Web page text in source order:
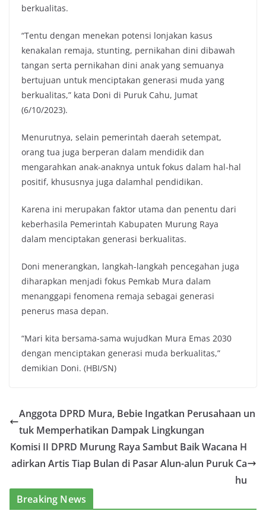
berkualitas.
“Tentu dengan menekan potensi lonjakan kasus
kenakalan remaja, stunting, pernikahan dini dibawah
tangan serta pernikahan dini anak yang semuanya
bertujuan untuk menciptakan generasi muda yang
berkualitas,” kata Doni di Puruk Cahu, Jumat
(6/10/2023).
Menurutnya, selain pemerintah daerah setempat,
orang tua juga berperan dalam mendidik dan
mengarahkan anak-anaknya untuk fokus dalam hal-hal
positif, khususnya juga dalamhal pendidikan.
Karena ini merupakan faktor utama dan penentu dari
keberhasila Pemerintah Kabupaten Murung Raya
dalam menciptakan generasi berkualitas.
Doni menerangkan, langkah-langkah pencegahan juga
diharapkan menjadi fokus Pemkab Mura dalam
menanggapi fenomena remaja sebagai generasi
penerus masa depan.
“Mari kita bersama-sama wujudkan Mura Emas 2030
dengan menciptakan generasi muda berkualitas,”
demikian Doni. (HBI/SN)
Anggota DPRD Mura, Bebie Ingatkan Perusahaan un
tuk Memperhatikan Dampak Lingkungan
Komisi II DPRD Murung Raya Sambut Baik Wacana H
adirkan Artis Tiap Bulan di Pasar Alun-alun Puruk Ca
hu
Breaking News